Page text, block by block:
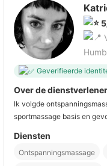
Geverifieerde
Over de dienstverlener
Ik volgde
sportmassage basis en
Diensten
Ontspanningsmassage